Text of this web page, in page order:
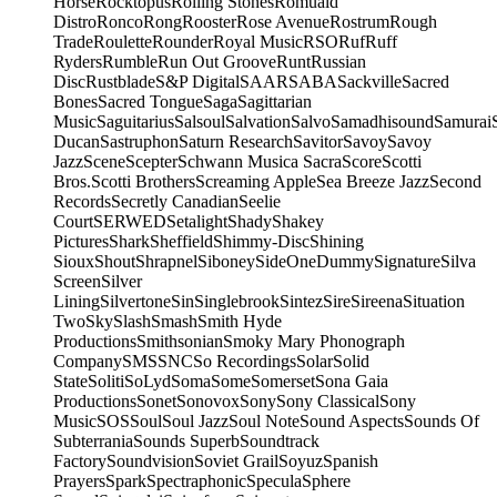
DistroRoncoRongRoosterRose AvenueRostrumRough
TradeRouletteRounderRoyal MusicRSORufRuff
RydersRumbleRun Out GrooveRuntRussian
DiscRustbladeS&P DigitalSAARSABASackvilleSacred
BonesSacred TongueSagaSagittarian
MusicSaguitariusSalsoulSalvationSalvoSamadhisoundSamurai
DucanSastruphonSaturn ResearchSavitorSavoySavoy
JazzSceneScepterSchwann Musica SacraScoreScotti
Bros.Scotti BrothersScreaming AppleSea Breeze JazzSecond
RecordsSecretly CanadianSeelie
CourtSERWEDSetalightShadyShakey
PicturesSharkSheffieldShimmy-DiscShining
SiouxShoutShrapnelSiboneySideOneDummySignatureSilva
ScreenSilver
LiningSilvertoneSinSinglebrookSintezSireSireenaSituation
TwoSkySlashSmashSmith Hyde
ProductionsSmithsonianSmoky Mary Phonograph
CompanySMSSNCSo RecordingsSolarSolid
StateSolitiSoLydSomaSomeSomersetSona Gaia
ProductionsSonetSonovoxSonySony ClassicalSony
MusicSOSSoulSoul JazzSoul NoteSound AspectsSounds Of
SubterraniaSounds SuperbSoundtrack
FactorySoundvisionSoviet GrailSoyuzSpanish
PrayersSparkSpectraphonicSpeculaSphere